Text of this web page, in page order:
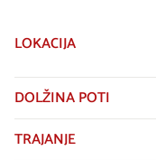
LOKACIJA
DOLŽINA POTI
TRAJANJE